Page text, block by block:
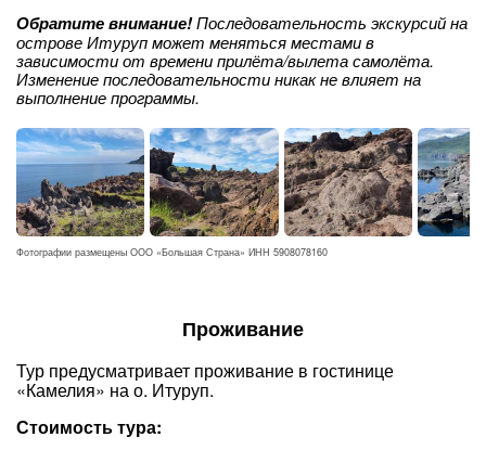
Обратите внимание!Последовательность экскурсий на
острове Итуруп может меняться местами в
зависимости от времени прилёта/вылета самолёта.
Изменение последовательности никак не влияет на
выполнение программы.
Фотографии размещены ООО «Большая Страна» ИНН 5908078160
Проживание
Тур предусматривает проживание в гостинице
«Камелия» на о. Итуруп.
Стоимость тура: